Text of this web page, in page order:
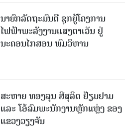
ນາຍົກລັດຖະມົນຕີ ຊຸກຍູ້ໂຄງການ
ໄຟຟ້າພະລັງງານແສງຕາເວັນ ຢູ່
ນະຄອນໄກສອນ ພົມວິຫານ
ສະຫາຍ ທອງລຸນ ສີສຸລິດ ຢ້ຽມຢາມ
ແລະ ໂອ້ລົມພະນັກງານຫຼັກແຫຼ່ງ ຂອງ
ແຂວງວຽງຈັນ